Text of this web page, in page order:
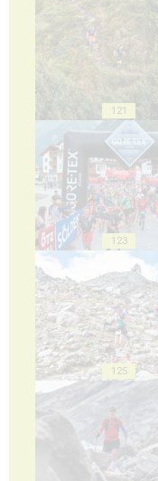
121
123
125